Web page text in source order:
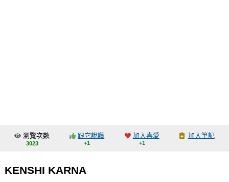
交流中心
瀏覽次數
3023
跟它說讚
+1
加入喜愛
+1
加入筆記
KENSHI KARNA